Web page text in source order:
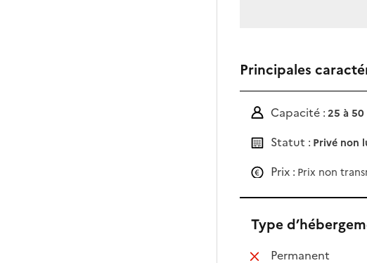
Principales
Capacité : 25 à 50
Statut : Privé non
Prix : Prix non
Type
Permanent
: non